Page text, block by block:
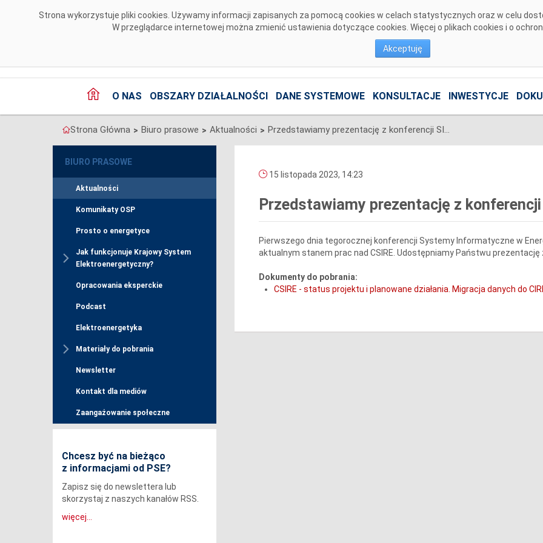
Strona wykorzystuje pliki cookies. Używamy informacji zapisanych za pomocą cookies w celach statystycznych oraz w celu
W przeglądarce internetowej można zmienić ustawienia dotyczące cookies. Więcej o plikach cookies i o
Akceptuję
O NAS OBSZARY DZIAŁALNOŚCI DANE SYSTEMOWE KONSULTACJE INWESTYCJE
Strona Główna > Biuro prasowe > Aktualności > Przedstawiamy prezentację z konferencji SIwE23
BIURO PRASOWE
Aktualności
Komunikaty OSP
Prosto o energetyce
Jak funkcjonuje Krajowy System
Elektroenergetyczny?
Opracowania eksperckie
Podcast
Elektroenergetyka
Materiały do pobrania
Newsletter
Kontakt dla mediów
Zaangażowanie społeczne
Chcesz być na bieżąco
z informacjami od PSE?
Zapisz się do newslettera lub
skorzystaj z naszych kanałów RSS.
więcej...
15 listopada 2023, 14:23
Przedstawiamy prezentację z konferencji
Pierwszego dnia tegorocznej konferencji Systemy Informatyczne w
aktualnym stanem prac nad CSIRE. Udostępniamy Państwu prezentację
Dokumenty do pobrania:
CSIRE - status projektu i planowane działania. Migracja danych do